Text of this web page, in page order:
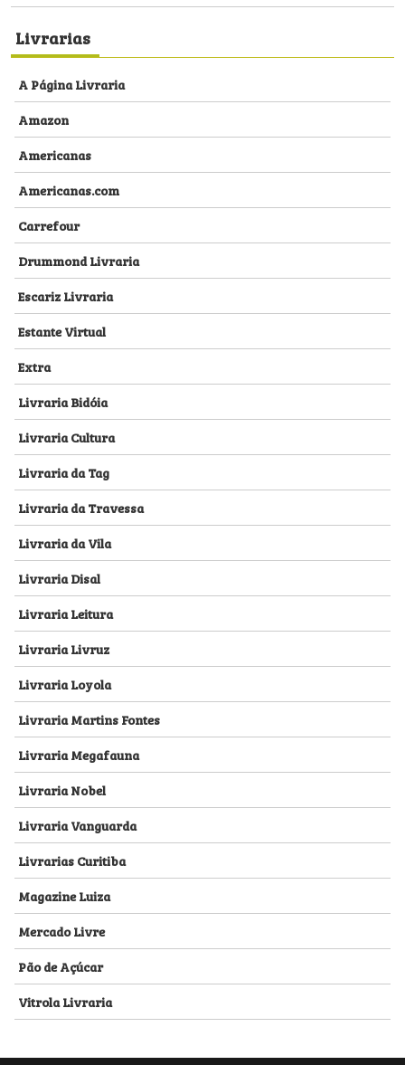
Livrarias
A Página Livraria
Amazon
Americanas
Americanas.com
Carrefour
Drummond Livraria
Escariz Livraria
Estante Virtual
Extra
Livraria Bidóia
Livraria Cultura
Livraria da Tag
Livraria da Travessa
Livraria da Vila
Livraria Disal
Livraria Leitura
Livraria Livruz
Livraria Loyola
Livraria Martins Fontes
Livraria Megafauna
Livraria Nobel
Livraria Vanguarda
Livrarias Curitiba
Magazine Luiza
Mercado Livre
Pão de Açúcar
Vitrola Livraria